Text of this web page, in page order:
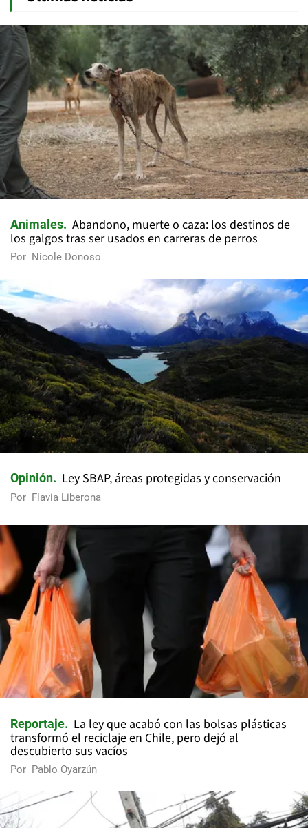
Animales
Abandono, muerte o caza: los destinos de
los galgos tras ser usados en carreras de perros
Por Nicole Donoso
Opinión Ley SBAP, áreas protegidas y conservación
Por Flavia Liberona
Reportaje
La ley que acabó con las bolsas plásticas
transformó el reciclaje en Chile, pero dejó al
descubierto sus vacíos
Por Pablo Oyarzún